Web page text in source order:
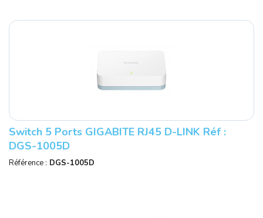
Switch 5 Ports GIGABITE RJ45 D-LINK Réf :
DGS-1005D
Référence : DGS-1005D